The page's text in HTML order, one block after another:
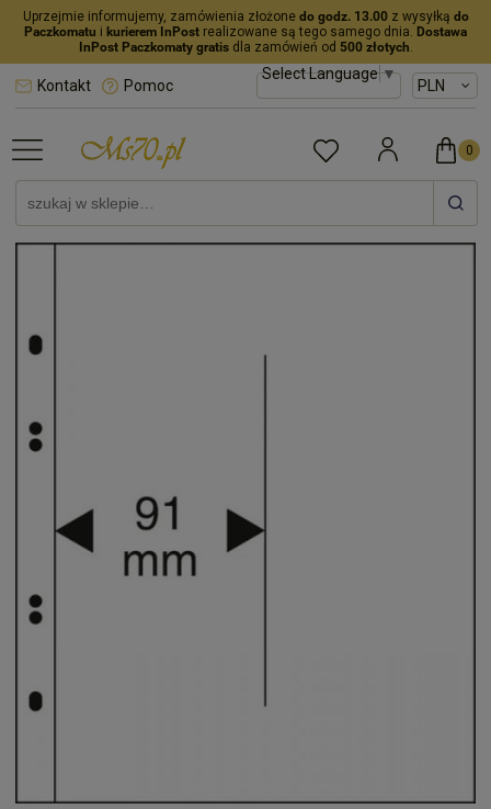
Uprzejmie informujemy, zamówienia złożone do godz. 13.00z wysyłką do
Paczkomatu i kurierem InPost realizowane są tego samego dnia. Dostawa
InPost Paczkomaty gratisdla zamówień od 500 złotych.
Select Language▼
Kontakt Pomoc